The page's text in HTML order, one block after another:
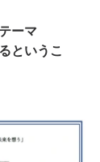
ーマ
いうこ